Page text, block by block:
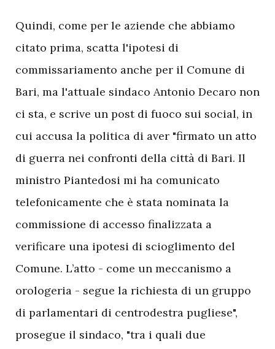
Quindi, come per le aziende che abbiamo
citato prima, scatta l'ipotesi di
commissariamento anche per il Comune di
Bari, ma l'attuale sindaco Antonio Decaro non
ci sta, e scrive un post di fuoco sui social, in
cui accusa la politica di aver "firmato un atto
di guerra nei confronti della città di Bari. Il
ministro Piantedosi mi ha comunicato
telefonicamente che è stata nominata la
commissione di accesso finalizzata a
verificare una ipotesi di scioglimento del
Comune. L’atto - come un meccanismo a
orologeria - segue la richiesta di un gruppo
di parlamentari di centrodestra pugliese",
prosegue il sindaco, "tra i quali due